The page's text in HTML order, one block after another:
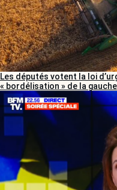
Les députés votent la loi
« bordélisation » de la gauche